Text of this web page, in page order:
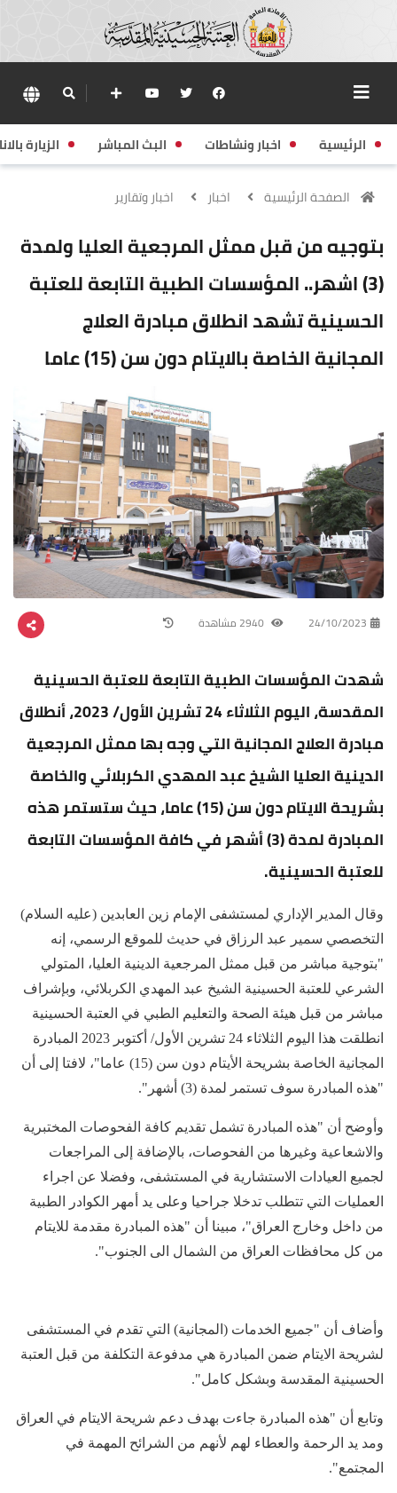
الرئيسية اخبار ونشاطات البث المباشر الزيارة
الصفحة الرئيسية اخبار اخبار وتقارير
بتوجيه من قبل ممثل المرجعية العليا ولمدة
(3) اشهر.. المؤسسات الطبية التابعة للعتبة
الحسينية تشهد انطلاق مبادرة العلاج
المجانية الخاصة بالايتام دون سن (15) عاما
24/10/2023
شهدت المؤسسات الطبية التابعة للعتبة الحسينية
المقدسة، اليوم الثلاثاء 24 تشرين الأول/ 2023، أنطلاق
مبادرة العلاج المجانية التي وجه بها ممثل المرجعية
الدينية العليا الشيخ عبد المهدي الكربلائي والخاصة
بشريحة الايتام دون سن (15) عاما، حيث ستستمر هذه
المبادرة لمدة (3) أشهر في كافة المؤسسات التابعة
للعتبة الحسينية.
وقال المدير الإداري لمستشفى الإمام زين العابدين (عليه السلام)
التخصصي سمير عبد الرزاق في حديث للموقع الرسمي، إنه
"بتوجية مباشر من قبل ممثل المرجعية الدينية العليا، المتولي
الشرعي للعتبة الحسينية الشيخ عبد المهدي الكربلائي، وبإشراف
مباشر من قبل هيئة الصحة والتعليم الطبي في العتبة الحسينية
انطلقت هذا اليوم الثلاثاء 24 تشرين الأول/ أكتوبر 2023 المبادرة
المجانية الخاصة بشريحة الأيتام دون سن (15) عاما"، لافتا إلى أن
"هذه المبادرة سوف تستمر لمدة (3) أشهر".
وأوضح أن "هذه المبادرة تشمل تقديم كافة الفحوصات المختبرية
والاشعاعية وغيرها من الفحوصات، بالإضافة إلى المراجعات
لجميع العيادات الاستشارية في المستشفى، وفضلا عن اجراء
العمليات التي تتطلب تدخلا جراحيا وعلى يد أمهر الكوادر الطبية
من داخل وخارج العراق"، مبينا أن "هذه المبادرة مقدمة للايتام
من كل محافظات العراق من الشمال الى الجنوب".
وأضاف أن "جميع الخدمات (المجانية) التي تقدم في المستشفى
لشريحة الايتام ضمن المبادرة هي مدفوعة التكلفة من قبل العتبة
الحسينية المقدسة وبشكل كامل".
وتابع أن "هذه المبادرة جاءت بهدف دعم شريحة الايتام في العراق
ومد يد الرحمة والعطاء لهم لأنهم من الشرائح المهمة في
المجتمع".